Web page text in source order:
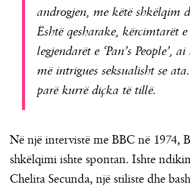
androgjen, me këtë shkëlqim
Është qesharake, kërcimtarët
legjendarët e ‘Pan’s People’,
më intrigues seksualisht se
parë kurrë diçka të tillë.
Në një intervistë me BBC në 1974,
shkëlqimi ishte spontan. Ishte
Chelita Secunda, një stiliste dhe